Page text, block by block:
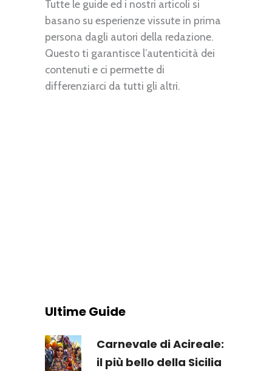
Tutte le guide ed i nostri articoli si
basano su esperienze vissute in prima
persona dagli autori della redazione.
Questo ti garantisce l’autenticità dei
contenuti e ci permette di
differenziarci da tutti gli altri.
Ultime Guide
Carnevale di Acireale:
il più bello della Sicilia